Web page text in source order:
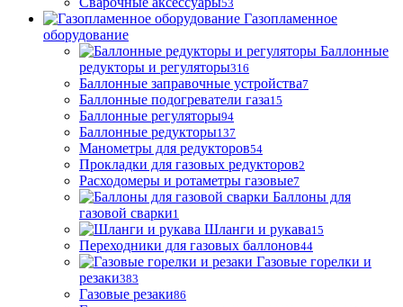
53
Газопламенное
оборудование
Баллонные
редукторы и регуляторы316
Баллонные заправочные устройства7
Баллонные подогреватели газа15
Баллонные регуляторы94
Баллонные редукторы137
Манометры для редукторов54
Прокладки для газовых редукторов2
Расходомеры и ротаметры газовые7
Баллоны для
газовой сварки1
Шланги и рукава15
Переходники для газовых баллонов44
Газовые горелки и
резаки383
Газовые резаки86